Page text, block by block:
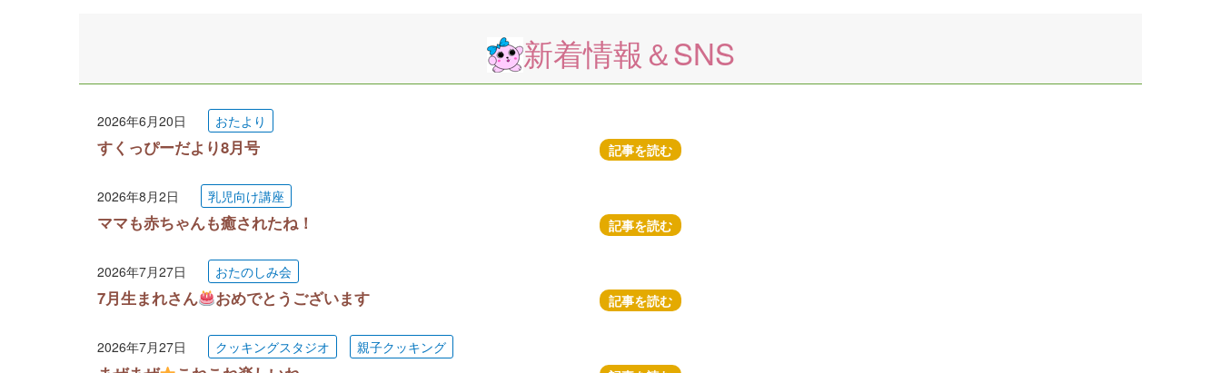
新着情報＆SNS
2026年6月20日 おたより
すくっぴーだより8月号 記事を読む
2026年8月2日 乳児向け講座
ママも赤ちゃんも癒されたね！ 記事を読む
2026年7月27日 おたのしみ会
7月生まれさん おめでとうございます 記事を読む
2026年7月27日 クッキングスタジオ 親子クッキング